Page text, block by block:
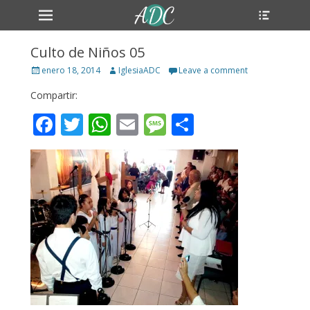
Skip
to
Primary Menu
Culto de Niños 05
Posted
enero 18, 2014 Author
IglesiaADC Leave a comment
Compartir:
Facebook
Twitter
WhatsApp
EmailMessage